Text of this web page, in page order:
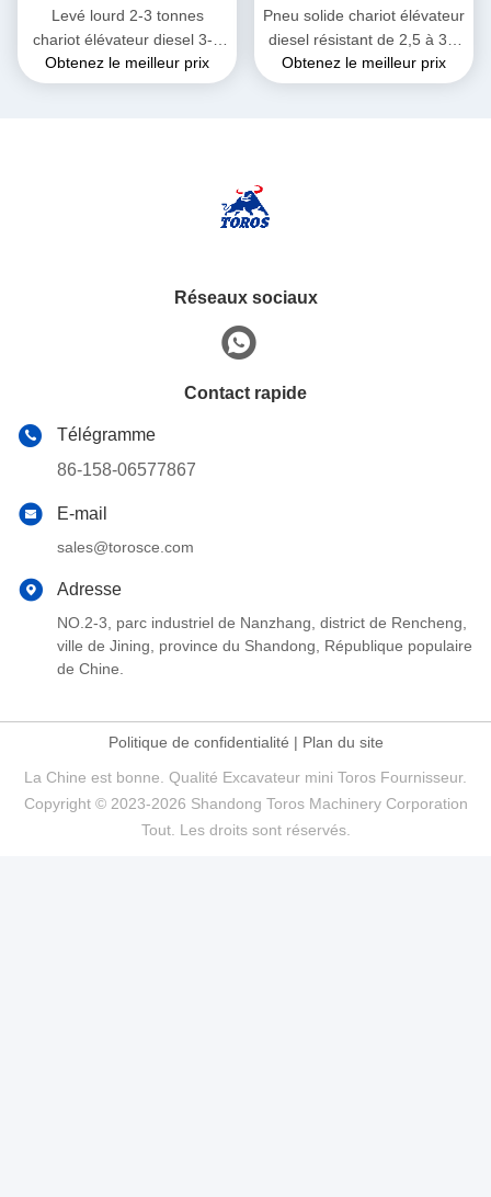
Levé lourd 2-3 tonnes
chariot élévateur diesel 3-4
mètres longueur totale
Obtenez le meilleur prix
Pneu solide chariot élévateur
diesel résistant de 2,5 à 3,5
tonnes pour l'entrepôt
Obtenez le meilleur prix
Réseaux sociaux
Contact rapide
Télégramme
86-158-06577867
E-mail
sales@torosce.com
Adresse
NO.2-3, parc industriel de Nanzhang, district de Rencheng,
ville de Jining, province du Shandong, République populaire
de Chine.
Politique de confidentialité | Plan du site
La Chine est bonne. Qualité Excavateur mini Toros Fournisseur.
Copyright © 2023-2026 Shandong Toros Machinery Corporation
Tout. Les droits sont réservés.